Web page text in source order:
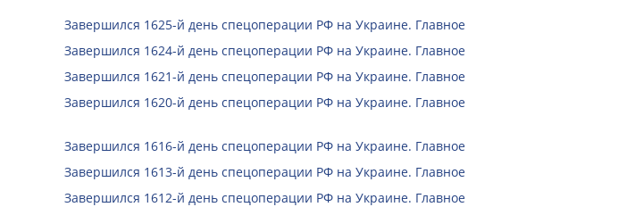
Завершился 1625-й день спецоперации РФ на Украине. Главное
Завершился 1624-й день спецоперации РФ на Украине. Главное
Завершился 1621-й день спецоперации РФ на Украине. Главное
Завершился 1620-й день спецоперации РФ на Украине. Главное
Завершился 1616-й день спецоперации РФ на Украине. Главное
Завершился 1613-й день спецоперации РФ на Украине. Главное
Завершился 1612-й день спецоперации РФ на Украине. Главное